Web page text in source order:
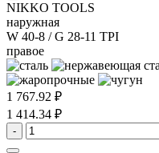
NIKKO TOOLS
наружная
W 40-8 / G 28-11 TPI
правое
1 767.92 ₽
1 414.34 ₽
-